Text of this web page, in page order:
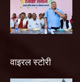
वाइरल स्टोरी